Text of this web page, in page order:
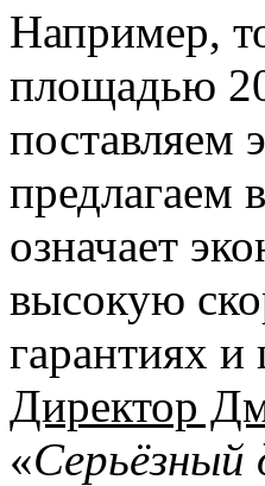
Например,
площадью
поставляем
предлагаем
означает
высокую
гарантиях
Директор
«